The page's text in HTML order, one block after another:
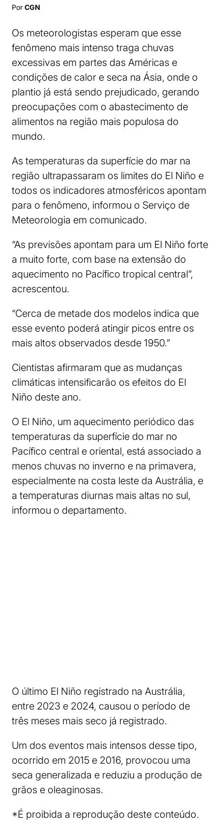
Por CGN
Os meteorologistas esperam que esse
fenômeno mais intenso traga chuvas
excessivas em partes das Américas e
condições de calor e seca na Ásia, onde o
plantio já está sendo prejudicado, gerando
preocupações com o abastecimento de
alimentos na região mais populosa do
mundo.
As temperaturas da superfície do mar na
região ultrapassaram os limites do El Niño e
todos os indicadores atmosféricos apontam
para o fenômeno, informou o Serviço de
Meteorologia em comunicado.
“As previsões apontam para um El Niño forte
a muito forte, com base na extensão do
aquecimento no Pacífico tropical central”,
acrescentou.
“Cerca de metade dos modelos indica que
esse evento poderá atingir picos entre os
mais altos observados desde 1950.”
Cientistas afirmaram que as mudanças
climáticas intensificarão os efeitos do El
Niño deste ano.
O El Niño, um aquecimento periódico das
temperaturas da superfície do mar no
Pacífico central e oriental, está associado a
menos chuvas no inverno e na primavera,
especialmente na costa leste da Austrália, e
a temperaturas diurnas mais altas no sul,
informou o departamento.
O último El Niño registrado na Austrália,
entre 2023 e 2024, causou o período de
três meses mais seco já registrado.
Um dos eventos mais intensos desse tipo,
ocorrido em 2015 e 2016, provocou uma
seca generalizada e reduziu a produção de
grãos e oleaginosas.
*É proibida a reprodução deste conteúdo.